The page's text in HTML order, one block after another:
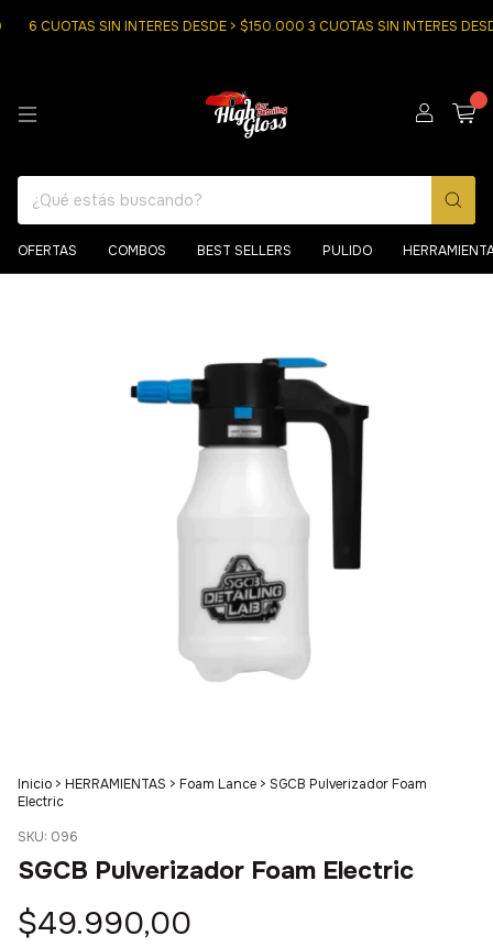
6 CUOTAS SIN INTERES DESDE > $150.000 3 CUOTAS SIN INTERES
OFERTAS COMBOS BEST SELLERS PULIDO
Inicio > HERRAMIENTAS > Foam Lance > SGCB Pulverizador Foam
Electric
SKU: 096
SGCB Pulverizador Foam Electric
$49.990,00